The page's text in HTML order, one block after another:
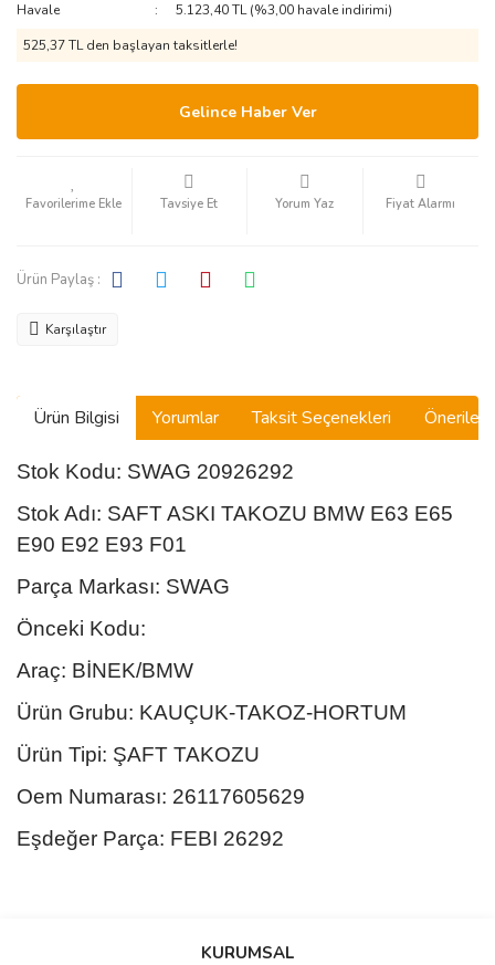
Havale
5.123,40 TL (%3,00 havale indirimi)
525,37 TL den başlayan taksitlerle!
Gelince Haber Ver
Tavsiye Et Yorum Yaz Fiyat Alarmı
Ürün Paylaş :
Karşılaştır
Ürün Bilgisi Yorumlar Taksit Seçenekleri
Stok Kodu: SWAG 20926292
Stok Adı: SAFT ASKI TAKOZU BMW E63 E65
E90 E92 E93 F01
Parça Markası: SWAG
Önceki Kodu:
Araç: BİNEK/BMW
Ürün Grubu: KAUÇUK-TAKOZ-HORTUM
Ürün Tipi: ŞAFT TAKOZU
Oem Numarası: 26117605629
Eşdeğer Parça: FEBI 26292
Bu ürüne ilk yorumu siz yapın!
KURUMSAL